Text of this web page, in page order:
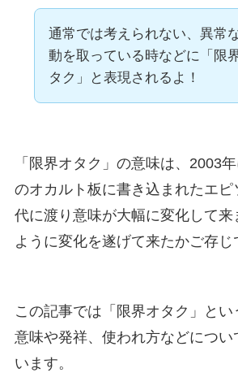
通常では考えられない、異常
動を取っている時などに「限
タク」と表現されるよ！
「限界オタク」の意味は、2003
のオカルト板に書き込まれたエ
代に渡り意味が大幅に変化して
ように変化を遂げて来たかご存じ
この記事では「限界オタク」と
意味や発祥、使われ方などについ
います。